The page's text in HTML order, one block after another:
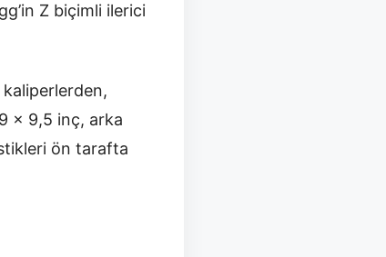
Z biçimli ilerici
kaliperlerden,
x 9,5 inç, arka
ön tarafta